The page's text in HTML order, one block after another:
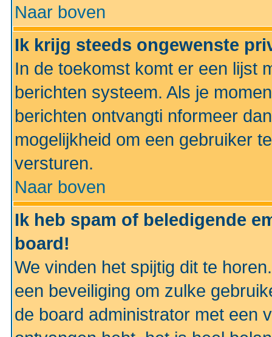
Naar boven
Ik krijg steeds ongewenste
In de toekomst komt er een lijst
berichten systeem. Als je
berichten ontvangti nformeer
mogelijkheid om een gebruiker
versturen.
Naar boven
Ik heb spam of beledigende
board!
We vinden het spijtig dit te
een beveiliging om zulke
de board administrator met een